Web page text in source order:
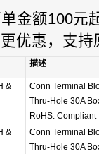
金额100元
优惠，支持
描述
&
Conn Terminal
Thru-Hole 30A
RoHS: Compliant
&
Conn Terminal
Thru-Hole 30A